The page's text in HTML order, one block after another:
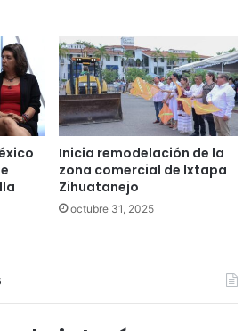
Inicia remodelación de la
zona comercial de Ixtapa
Zihuatanejo
octubre 31, 2025